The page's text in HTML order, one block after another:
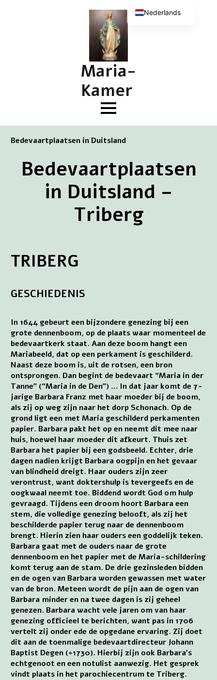
Maria-
Kamer
Bedevaartplaatsen in Duitsland
Bedevaartplaatsen
in Duitsland –
Triberg
TRIBERG
GESCHIEDENIS
In 1644 gebeurt een bijzondere genezing bij een
grote dennenboom, op de plaats waar momenteel de
bedevaartkerk staat. Aan deze boom hangt een
Mariabeeld, dat op een perkament is geschilderd.
Naast deze boom is, uit de rotsen, een bron
ontsprongen. Dan begint de bedevaart “Maria in der
Tanne” (“Maria in de Den”) … In dat jaar komt de 7-
jarige Barbara Franz met haar moeder bij de boom,
als zij op weg zijn naar het dorp Schonach. Op de
grond ligt een met Maria geschilderd perkamenten
papier. Barbara pakt het op en neemt dit mee naar
huis, hoewel haar moeder dit afkeurt. Thuis zet
Barbara het papier bij een godsbeeld. Echter, drie
dagen nadien krijgt Barbara oogpijn en het gevaar
van blindheid dreigt. Haar ouders zijn zeer
verontrust, want doktershulp is tevergeefs en de
oogkwaal neemt toe. Biddend wordt God om hulp
gevraagd. Tijdens een droom hoort Barbara een
stem, die volledige genezing belooft, als zij het
beschilderde papier terug naar de dennenboom
brengt. Hierin zien haar ouders een goddelijk teken.
Barbara gaat met de ouders naar de grote
dennenboom en het papier met de Maria-schildering
komt terug aan de stam. De drie gezinsleden bidden
en de ogen van Barbara worden gewassen met water
van de bron. Meteen wordt de pijn aan de ogen van
Barbara minder en na twee dagen is zij geheel
genezen. Barbara wacht vele jaren om van haar
genezing officieel te berichten, want pas in 1706
vertelt zij onder ede de opgedane ervaring. Zij doet
dit aan de toenmalige bedevaartdirecteur Johann
Baptist Degen (+1730). Hierbij zijn ook Barbara’s
echtgenoot en een notulist aanwezig. Het gesprek
vindt plaats in het parochiecentrum te Triberg.
Nederlands